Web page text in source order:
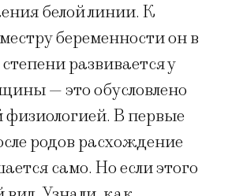
белой линии. К
беременности он в
развивается у
— это обусловлено
физиологией. В первые
родов расхождение
само. Но если этого